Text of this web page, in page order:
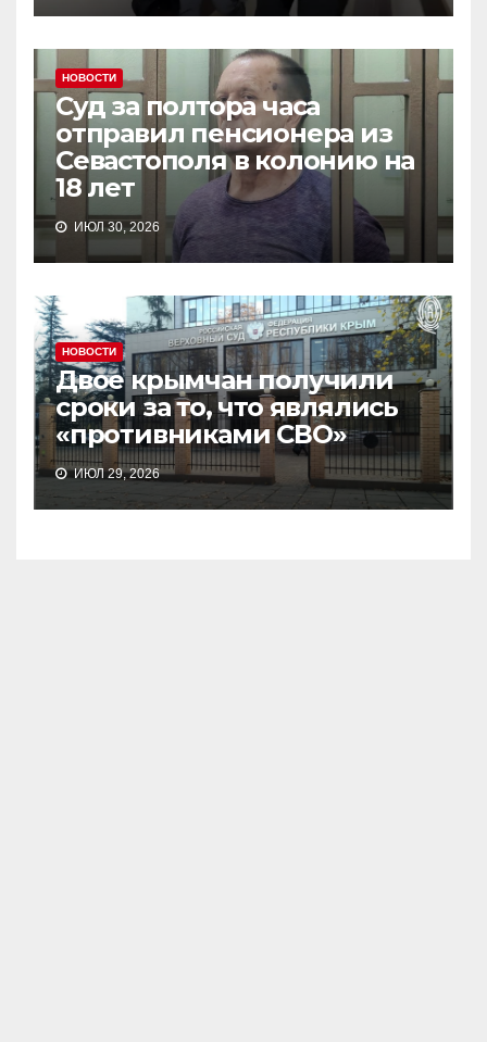
НОВОСТИ
Суд за полтора часа
отправил пенсионера из
Севастополя в колонию на
18 лет
ИЮЛ 30, 2026
НОВОСТИ
Двое крымчан получили
сроки за то, что являлись
«противниками СВО»
ИЮЛ 29, 2026